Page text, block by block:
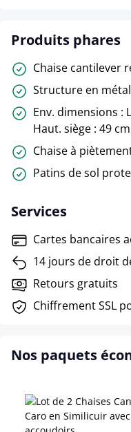
Produits phares
Chaise cantilever
Structure en
Env. dimensions :
Haut. siège : 49
Chaise à
Patins de sol
Services
Cartes bancaires
14 jours de droit
Retours gratuits
Chiffrement SSL
Nos paquets